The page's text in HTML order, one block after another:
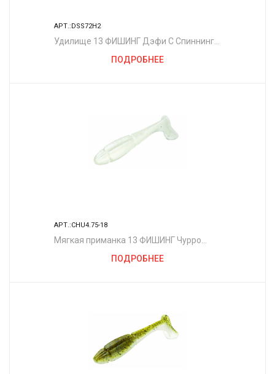
АРТ.:DSS72H2
Удилище 13 ФИШИНГ Дэфи С Спиннинг
ПОДРОБНЕЕ
АРТ.:CHU4.75-18
Мягкая приманка 13 ФИШИНГ Чурро
ПОДРОБНЕЕ